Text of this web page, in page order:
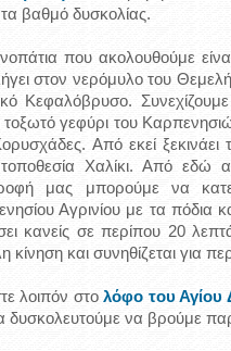
βαθμό δυσκολίας.
που ακολουθούμε
στον νερόμυλο του
Κεφαλόβρυσο.
τοξωτό γεφύρι του
Από εκεί
Χαλίκι. Από εδώ
μας μπορούμε να
Αγρινίου με τα πόδια
κανείς σε περίπου 20
κίνηση και συνηθίζεται για
λοιπόν στολόφο του Αγίου
δυσκολευτούμε να βρούμε